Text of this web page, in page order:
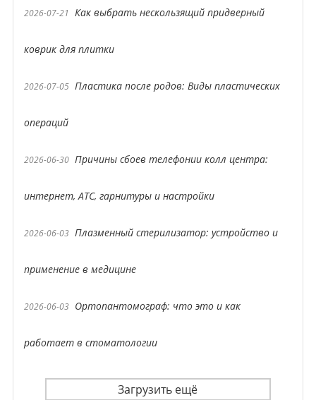
2026-07-21 Как выбрать нескользящий придверный
коврик для плитки
2026-07-05 Пластика после родов: Виды пластических
операций
2026-06-30 Причины сбоев телефонии колл центра:
интернет, АТС, гарнитуры и настройки
2026-06-03 Плазменный стерилизатор: устройство и
применение в медицине
2026-06-03 Ортопантомограф: что это и как
работает в стоматологии
Загрузить ещё